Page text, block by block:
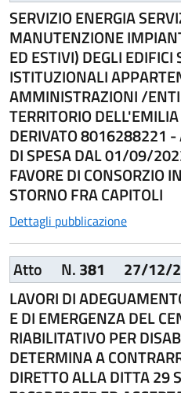
SERVIZIO ENERGIA
MANUTENZIONE
ED ESTIVI) DEGLI EDIFICI
ISTITUZIONALI
AMMINISTRAZIONI /
TERRITORIO
DERIVATO 8016288221 -
DI SPESA DAL 01/09/
FAVORE DI CONSORZIO
STORNO FRA CAPITOLI
Dettagli pubblicazione
Atto N.381
27/12/
LAVORI DI
E DI EMERGENZA DEL
RIABILITATIVO PER
DETERMINA A
DIRETTO ALLA DITTA 29